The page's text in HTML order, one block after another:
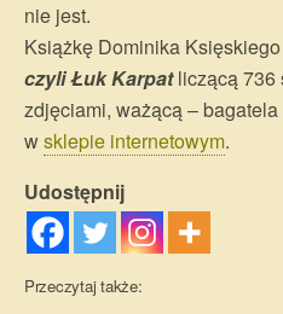
nie jest.
Książkę Dominika Księskiego
czyli Łuk Karpatliczącą 736
zdjęciami, ważącą –
wsklepie internetowym.
Udostępnij
Przeczytaj także: